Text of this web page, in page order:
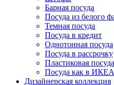
Барная посуда
Посуда из белого
Темная посуда
Посуда в кредит
Однотонная посуда
Посуда в рассрочку
Пластиковая посуда
Посуда как в ИКЕА
Дизайнерская коллекция